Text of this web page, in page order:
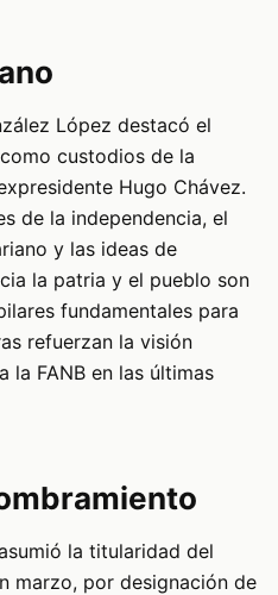
López destacó el
custodios de la
Hugo Chávez.
de la independencia, el
y las ideas de
la patria y el pueblo son
fundamentales para
refuerzan la visión
la FANB en las últimas
la titularidad del
marzo, por designación de